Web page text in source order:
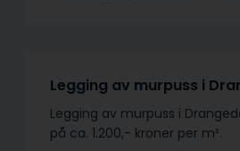
Legging av murpuss i
Legging av murpuss i
på ca. 1.200,- kroner per m².